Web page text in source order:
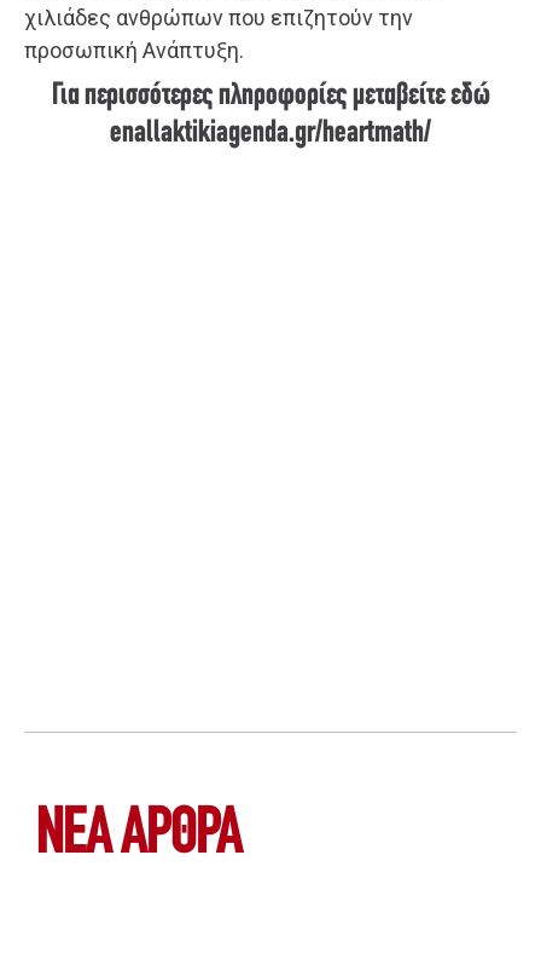
χιλιάδες ανθρώπων που επιζητούν την
προσωπική Ανάπτυξη.
Για περισσότερες πληροφορίες μεταβείτε εδώ
enallaktikiagenda.gr/heartmath/
ΝΕΑ ΆΡΘΡΑ